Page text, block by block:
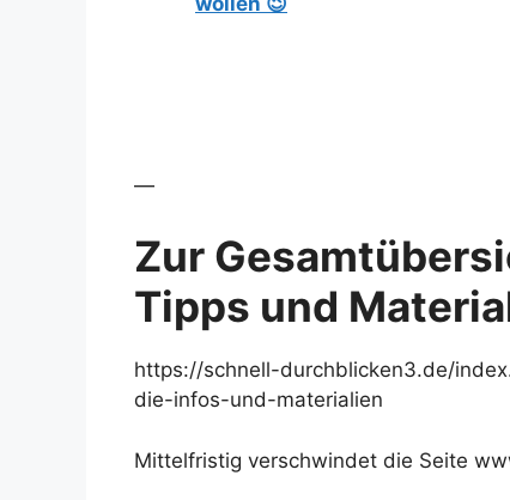
—
Zur
Tipps und
https://schnell-durchblicken3.de/
die-infos-und-materialien
Mittelfristig verschwindet die Seite